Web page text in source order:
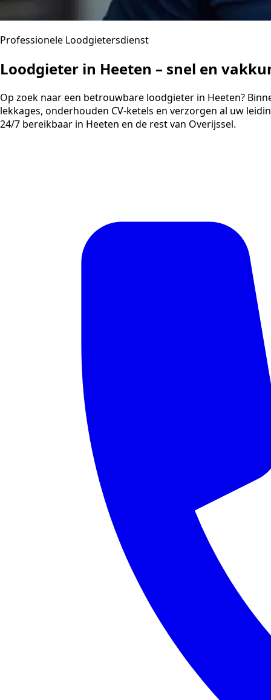
Professionele Loodgietersdienst
Loodgieter in Heeten – snel en
Op zoek naar een betrouwbare loodgieter in Heeten?
lekkages, onderhouden CV-ketels en verzorgen al uw
24/7 bereikbaar in Heeten en de rest van Overijssel.